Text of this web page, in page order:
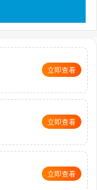
以申请页面资
立即查看
立即查看
立即查看